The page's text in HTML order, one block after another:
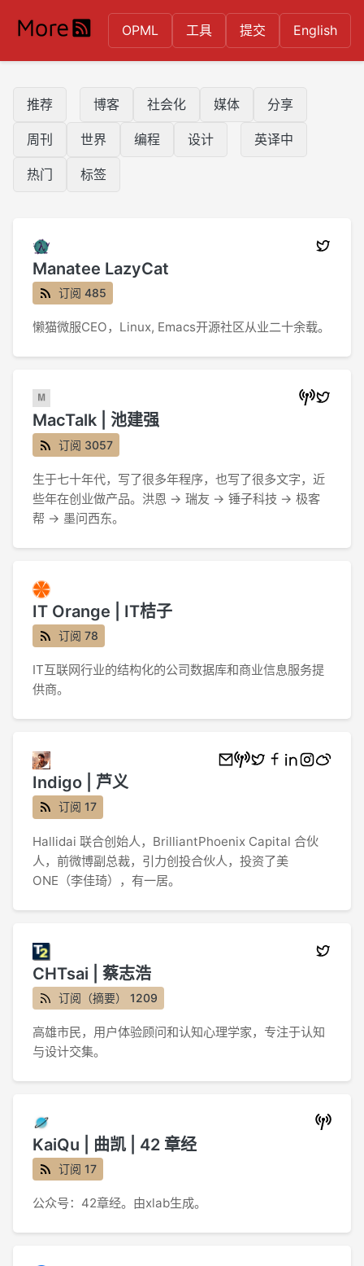
OPML 工具 提交 English
推荐 博客 社会化 媒体 分享
周刊 世界 编程 设计 英译中
热门 标签
Manatee LazyCat
订阅 485
懒猫微服CEO，Linux, Emacs开源社区从业二十余载。
MacTalk | 池建强
订阅 3057
生于七十年代，写了很多年程序，也写了很多文字，近
些年在创业做产品。洪恩 → 瑞友 → 锤子科技 → 极客
帮 → 墨问西东。
IT Orange | IT桔子
订阅 78
IT互联网行业的结构化的公司数据库和商业信息服务提
供商。
Indigo | 芦义
订阅 17
Hallidai 联合创始人，BrilliantPhoenix Capital 合伙
人，前微博副总裁，引力创投合伙人，投资了美
ONE（李佳琦），有一居。
CHTsai | 蔡志浩
订阅（摘要） 1209
高雄市民，用户体验顾问和认知心理学家，专注于认知
与设计交集。
KaiQu | 曲凯 | 42 章经
订阅 17
公众号：42章经。由xlab生成。